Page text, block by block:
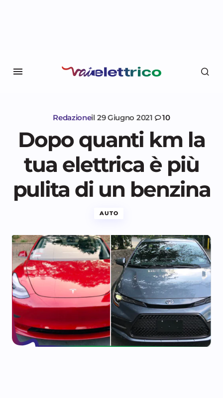
Redazioneil 29 Giugno 2021 10
Dopo quanti km la
tua elettrica è più
pulita di un benzina
AUTO